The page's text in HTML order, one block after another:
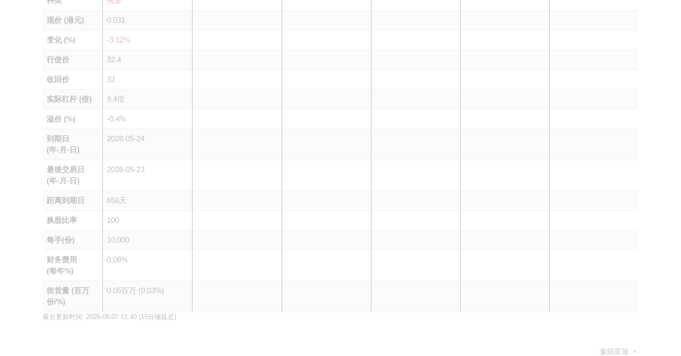
现价 (港元) 0.031
变化 (%) -3.12%
行使价 32.4
收回价 32
实际杠杆 (倍) 9.4倍
溢价 (%) -0.4%
到期日
(年-月-日)
2028-05-24
最後交易日
(年-月-日)
2028-05-23
距离到期日 656天
换股比率 100
每手(份) 10,000
财务费用
(每年%)
0.06%
街货量 (百万
份/%)
0.05百万 (0.03%)
最后更新时间: 2026-08-07 11:40 (15分锺延迟)
返回页顶